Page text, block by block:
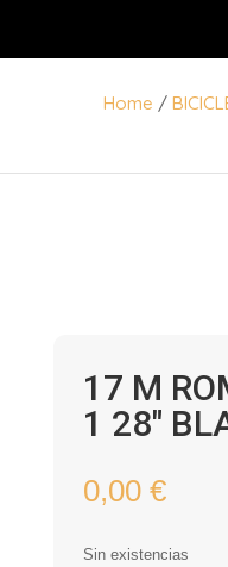
Home /
17 M
1 28″
0,00 €
Sin existencias